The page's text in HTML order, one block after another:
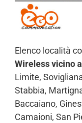
Elenco località
Wireless vicino
Limite,
Stabbia,
Baccaiano,
Camaioni, San